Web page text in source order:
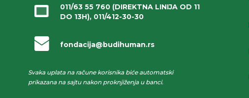
011/63 55 760 (DIREKTNA LINIJA OD 11
DO 13H), 011/412-30-30
fondacija@budihuman.rs
Svaka uplata na račune korisnika biće automatski
prikazana na sajtu nakon proknjiženja u banci.